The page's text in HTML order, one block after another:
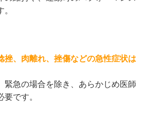
挫、肉離れ、挫傷などの急性症状は
緊急の場合を除き、あらかじめ医師
です。